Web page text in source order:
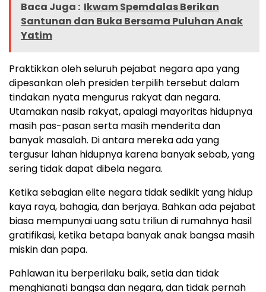
Baca Juga : Ikwam Spemdalas Berikan
Santunan dan Buka Bersama Puluhan Anak
Yatim
Praktikkan oleh seluruh pejabat negara apa yang
dipesankan oleh presiden terpilih tersebut dalam
tindakan nyata mengurus rakyat dan negara.
Utamakan nasib rakyat, apalagi mayoritas hidupnya
masih pas-pasan serta masih menderita dan
banyak masalah. Di antara mereka ada yang
tergusur lahan hidupnya karena banyak sebab, yang
sering tidak dapat dibela negara.
Ketika sebagian elite negara tidak sedikit yang hidup
kaya raya, bahagia, dan berjaya. Bahkan ada pejabat
biasa mempunyai uang satu triliun di rumahnya hasil
gratifikasi, ketika betapa banyak anak bangsa masih
miskin dan papa.
Pahlawan itu berperilaku baik, setia dan tidak
menghianati bangsa dan negara, dan tidak pernah